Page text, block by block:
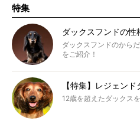
特集
ダックスフンドの性
ダックスフンドのから
をご紹介！
【特集】レジェン
12歳を超えたダックス